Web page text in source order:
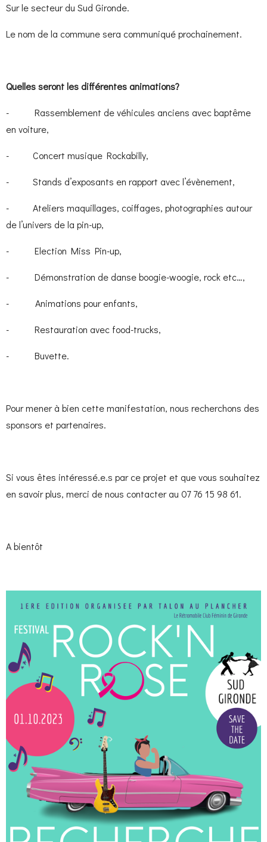
Sur le secteur du Sud Gironde.
Le nom de la commune sera communiqué prochainement.
Quelles seront les différentes animations?
- Rassemblement de véhicules anciens avec baptême
en voiture,
- Concert musique Rockabilly,
- Stands d’exposants en rapport avec l’évènement,
- Ateliers maquillages, coiffages, photographies autour
de l’univers de la pin-up,
- Election Miss Pin-up,
- Démonstration de danse boogie-woogie, rock etc…,
- Animations pour enfants,
- Restauration avec food-trucks,
- Buvette.
Pour mener à bien cette manifestation, nous recherchons des
sponsors et partenaires.
Si vous êtes intéressé.e.s par ce projet et que vous souhaitez
en savoir plus, merci de nous contacter au 07 76 15 98 61.
A bientôt